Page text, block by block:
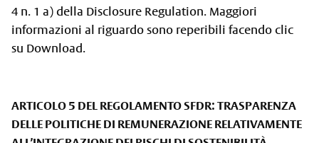
4 n. 1 a) della Disclosure Regulation. Maggiori
informazioni al riguardo sono reperibili facendo clic
su Download.
ARTICOLO 5 DEL REGOLAMENTO SFDR: TRASPARENZA
DELLE POLITICHE DI REMUNERAZIONE RELATIVAMENTE